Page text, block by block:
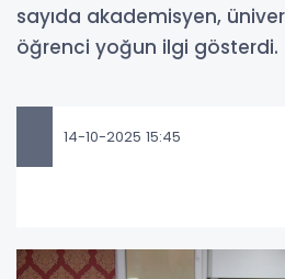
sayıda akademisyen,
öğrenci yoğun ilgi gösterdi.
14-10-2025 15:45